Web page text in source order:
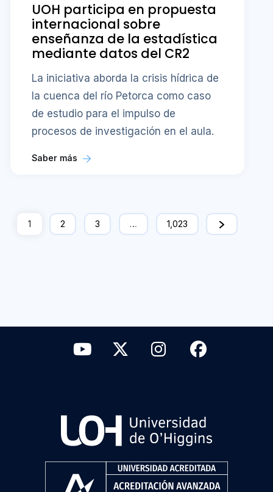
UOH participa en propuesta
internacional sobre
enseñanza de la estadística
mediante datos del CR2
La iniciativa aborda la crisis hídrica de
la cuenca del río Petorca como caso
de estudio para el impulso de
procesos de investigación en el aula.
Saber más
1 2 3 … 1,023